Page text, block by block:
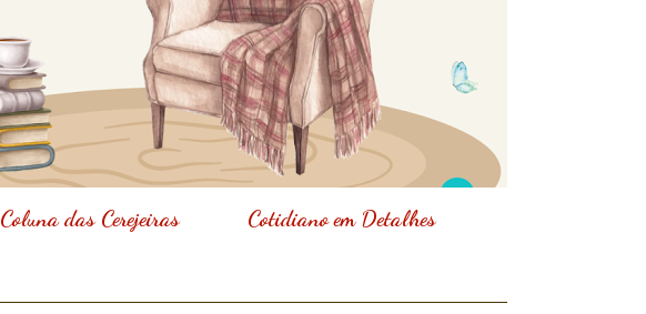
Coluna das Cerejeiras Cotidiano em Detalhes